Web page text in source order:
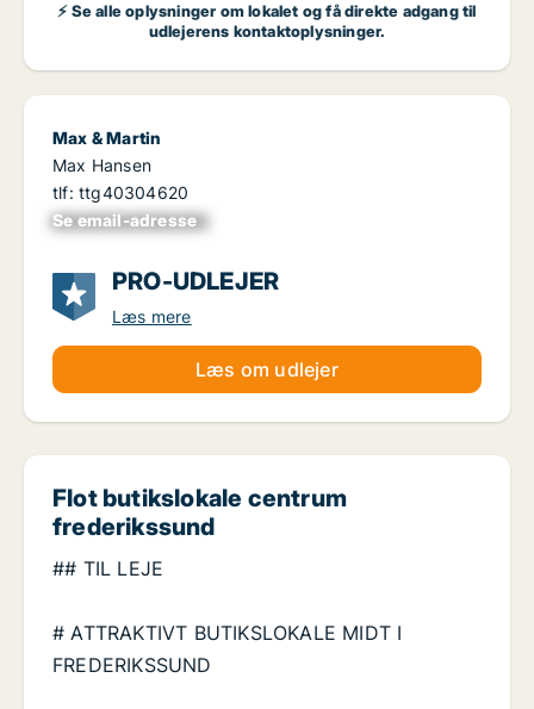
⚡ Se alle oplysninger om lokalet og få direkte adgang til
udlejerens kontaktoplysninger.
Max & Martin
Max Hansen
tlf: ttg40304620
Se email-adresse
xxxxxxxxxxxxxxxx
PRO-UDLEJER
Læs mere
Læs om udlejer
Flot butikslokale centrum
frederikssund
## TIL LEJE
# ATTRAKTIVT BUTIKSLOKALE MIDT I
FREDERIKSSUND